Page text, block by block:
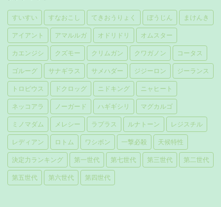
すいすい すなおこし てきおうりょく ぼうじん まけんき
アイアント アマルルガ オドリドリ オムスター
カエンジシ クズモー クリムガン クワガノン コータス
ゴルーグ サナギラス サメハダー ジジーロン ジーランス
トロピウス ドクロッグ ニドキング ニャヒート
ネッコアラ ノーガード ハギギシリ マグカルゴ
ミノマダム メレシー ラプラス ルナトーン レジスチル
レディアン ロトム ワシボン 一撃必殺 天候特性
決定力ランキング 第一世代 第七世代 第三世代 第二世代
第五世代 第六世代 第四世代